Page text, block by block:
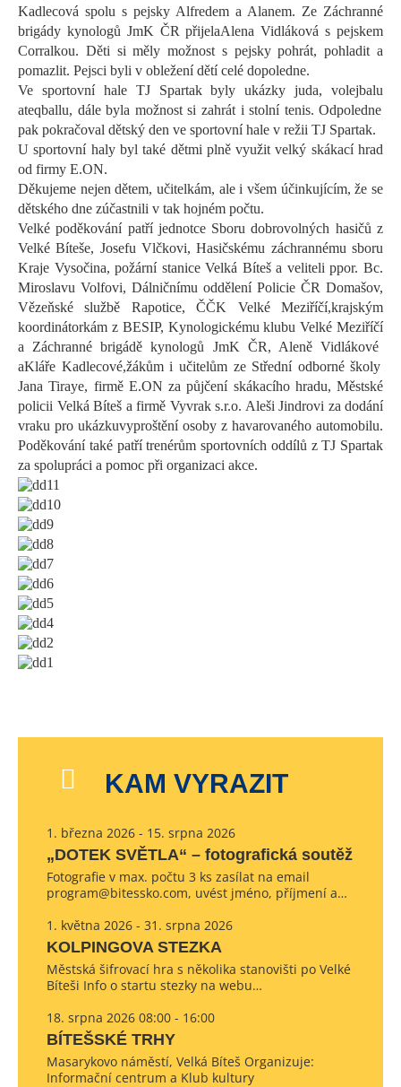
Kadlecová spolu s pejsky Alfredem a Alanem. Ze Záchranné
brigády kynologů JmK ČR přijelaAlena Vidláková s pejskem
Corralkou. Děti si měly možnost s pejsky pohrát, pohladit a
pomazlit. Pejsci byli v obležení dětí celé dopoledne.
Ve sportovní hale TJ Spartak bylyukázky juda, volejbalu
ateqballu, dále byla možnost si zahrát i stolní tenis. Odpoledne
pak pokračoval dětský den ve sportovníhale v režii TJ Spartak.
U sportovní haly byl také dětmi plně využit velký skákací hrad
od firmy E.ON.
Děkujeme nejen dětem, učitelkám, ale i všem účinkujícím, že se
dětského dne zúčastnili v tak hojném počtu.
Velké poděkování patří jednotce Sboru dobrovolných hasičů z
Velké Bíteše, Josefu Vlčkovi,Hasičskému záchrannému sboru
Kraje Vysočina, požární stanice Velká Bíteša veliteli ppor. Bc.
Miroslavu Volfovi, Dálničnímu oddělení Policie ČR Domašov,
Vězeňské službě Rapotice,ČČK Velké Meziříčí,krajským
koordinátorkám z BESIP, Kynologickému klubu Velké Meziříčí
a Záchrannébrigádě kynologů JmK ČR, Aleně Vidlákové
aKláře Kadlecové,žákůmi učitelům ze Střední odborné školy
JanaTiraye, firmě E.ON za půjčení skákacího hradu, Městské
policii Velká Bíteš a firmě Vyvraks.r.o. Aleši Jindrovi za dodání
vraku pro ukázkuvyproštění osoby z havarovaného automobilu.
Poděkování také patří trenérům sportovních oddílů z TJ Spartak
za spolupráci a pomoc při organizaci akce.
KAM VYRAZIT
1. března 2026 - 15. srpna 2026
„DOTEK SVĚTLA“ – fotografická soutěž
Fotografie v max. počtu 3 ks zasílat na email
program@bitessko.com, uvést jméno, příjmení a…
1. května 2026 - 31. srpna 2026
KOLPINGOVA STEZKA
Městská šifrovací hra s několika stanovišti po Velké
Bíteši Info o startu stezky na webu…
18. srpna 2026 08:00 - 16:00
BÍTEŠSKÉ TRHY
Masarykovo náměstí, Velká Bíteš Organizuje:
Informační centrum a Klub kultury